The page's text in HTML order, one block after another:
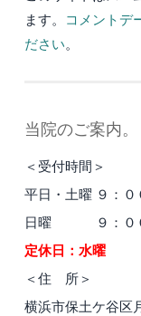
ます。 コメントデ
ださい。
当院のご案内。
＜受付時間＞
平日・土曜 ９：０
日曜 ９：００
定休日：水曜
＜住 所＞
横浜市保土ケ谷区